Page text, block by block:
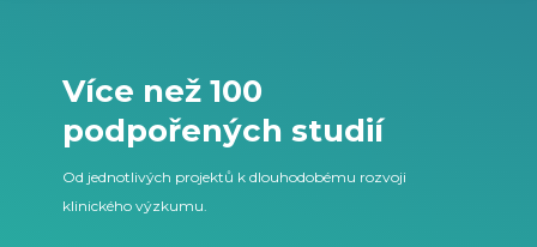
Více než 100
podpořených studií
Od jednotlivých projektů k dlouhodobému rozvoji
klinického výzkumu.